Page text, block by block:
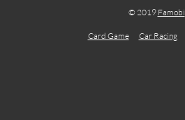
© 2019 Famobi
Card Game Car Racing